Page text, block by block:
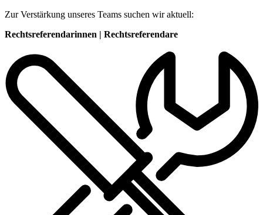
Zur Verstärkung unseres Teams suchen wir aktuell:
Rechtsreferendarinnen | Rechtsreferendare